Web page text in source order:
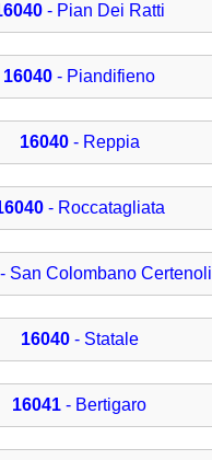
- Pian Dei Ratti
16040 - Piandifieno
16040- Reppia
- Roccatagliata
- San Colombano Certenoli
16040- Statale
16041 - Bertigaro